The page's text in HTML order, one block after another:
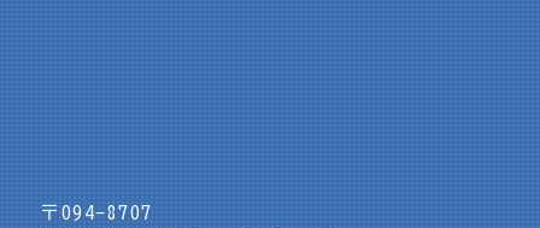
〒094-8707